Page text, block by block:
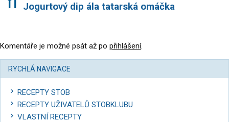
Jogurtový dip ála tatarská omáčka
Komentáře je možné psát až po přihlášení.
RYCHLÁ NAVIGACE
RECEPTY STOB
RECEPTY UŽIVATELŮ STOBKLUBU
VLASTNÍ RECEPTY